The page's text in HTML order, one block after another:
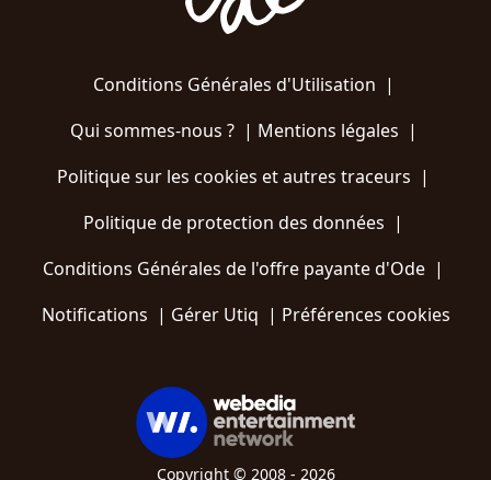
Conditions Générales d'Utilisation |
Qui sommes-nous ?| Mentions légales |
Politique sur les cookies et autres traceurs |
Politique de protection des données |
Conditions Générales de l'offre payante d'Ode |
Notifications | Gérer Utiq | Préférences cookies
Copyright © 2008 - 2026